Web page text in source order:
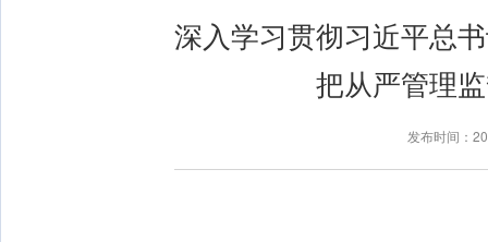
深入学习贯彻习近平总
把从严管理
发布时间：